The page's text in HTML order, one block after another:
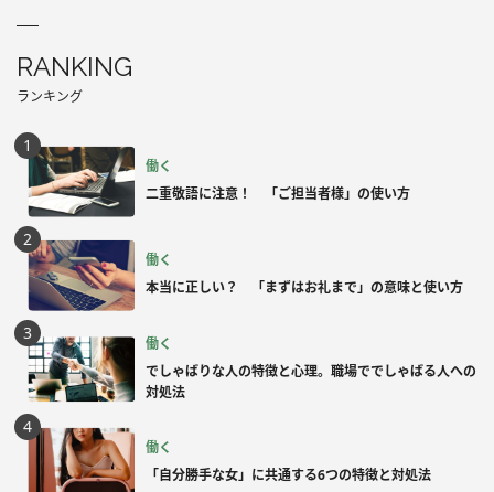
RANKING
ランキング
働く
二重敬語に注意！ 「ご担当者様」の使い方
働く
本当に正しい？ 「まずはお礼まで」の意味と使い方
働く
でしゃばりな人の特徴と心理。職場ででしゃばる人への
対処法
働く
「自分勝手な女」に共通する6つの特徴と対処法